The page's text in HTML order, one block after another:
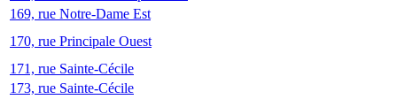
169, rue Notre-Dame Est
170, rue Principale Ouest
171, rue Sainte-Cécile
173, rue Sainte-Cécile